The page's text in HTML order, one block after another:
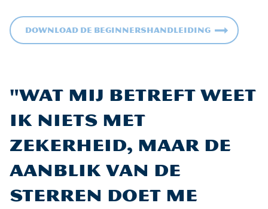
Download de beginnershandleiding
"Wat mij betreft weet
ik niets met
zekerheid, maar de
aanblik van de
sterren doet me